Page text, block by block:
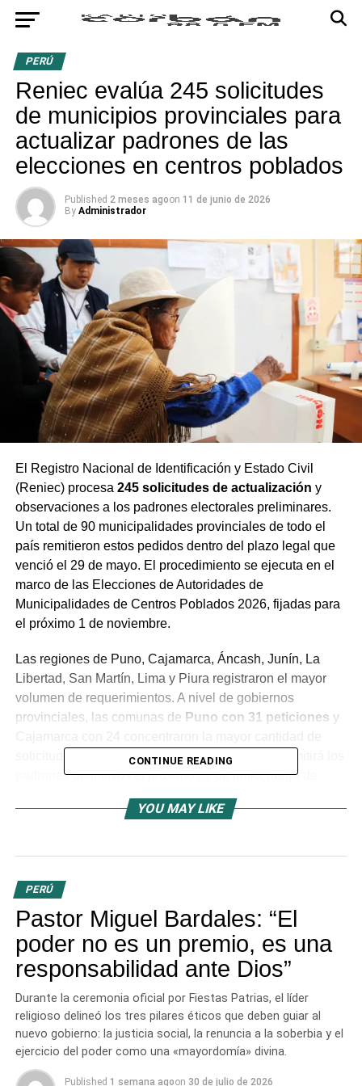
PERÚ
Reniec evalúa 245 solicitudes
de municipios provinciales para
actualizar padrones de las
elecciones en centros poblados
Published 2 meses agoon 11 de junio de 2026
By Administrador
El Registro Nacional de Identificación y Estado Civil
(Reniec) procesa 245 solicitudes de actualización y
observaciones a los padrones electorales preliminares.
Un total de 90 municipalidades provinciales de todo el
país remitieron estos pedidos dentro del plazo legal que
venció el 29 de mayo. El procedimiento se ejecuta en el
marco de las Elecciones de Autoridades de
Municipalidades de Centros Poblados 2026, fijadas para
el próximo 1 de noviembre.
Las regiones de Puno, Cajamarca, Áncash, Junín, La
Libertad, San Martín, Lima y Piura registraron el mayor
volumen de requerimientos. A nivel de gobiernos
provinciales, las comunas de Puno con 31 peticiones y
solicitudes de revisión. La institución electoral remitirá los
padrones definitivos el próximo 21 de junio, luego de
para estos comicios. La tarea cumple con la Ley N.°
28440, norma que regula la elección de un alcalde y
cinco regidores en estas jurisdicciones. Para esta
convocatoria, un total de 3 241 744 ciudadanos se
encuentran habilitadospara sufragar.
Alcance del proceso electoral
Los electores están distribuidos en 3212 padrones
electorales. Cada documento corresponde a una
municipalidad de centro poblado formalmente creada por
CONTINUE READING
YOU MAY LIKE
PERÚ
Pastor Miguel Bardales: “El
poder no es un premio, es una
responsabilidad ante Dios”
Durante la ceremonia oficial por Fiestas Patrias, el líder
religioso delineó los tres pilares éticos que deben guiar al
nuevo gobierno: la justicia social, la renuncia a la soberbia y el
ejercicio del poder como una «mayordomía» divina.
Published 1 semana agoon 30 de julio de 2026